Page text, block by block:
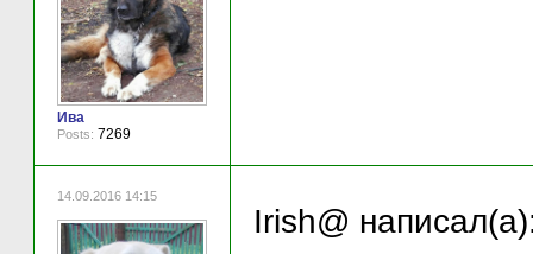
Ива
Posts: 7269
14.09.2016 14:15
Irish@